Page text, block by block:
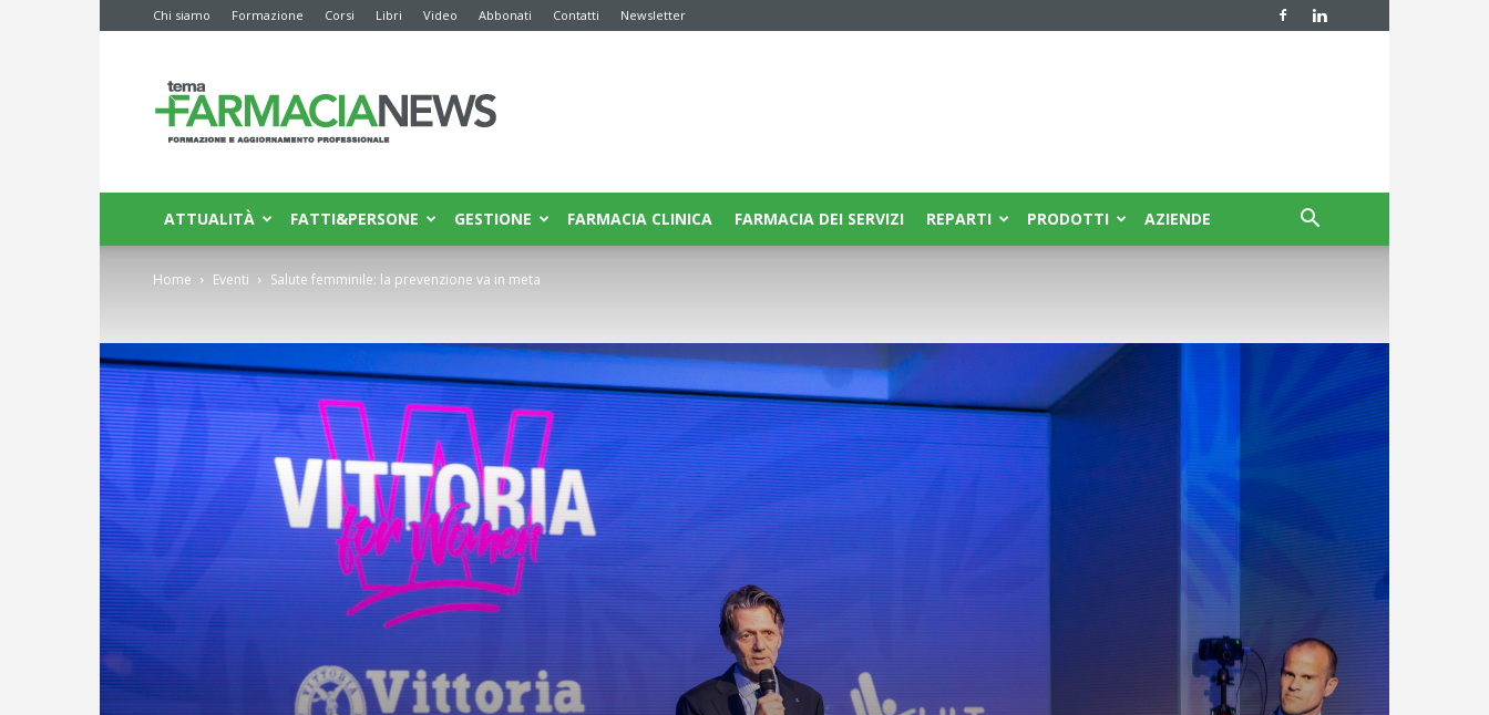
Chi siamo Formazione Corsi Libri Video Abbonati Contatti Newsletter
News
ATTUALITÀ FATTI&PERSONE GESTIONE FARMACIA CLINICA FARMACIA DEI SERVIZI REPARTI PRODOTTI AZIENDE
Home Eventi Salute femminile: la prevenzione va in meta